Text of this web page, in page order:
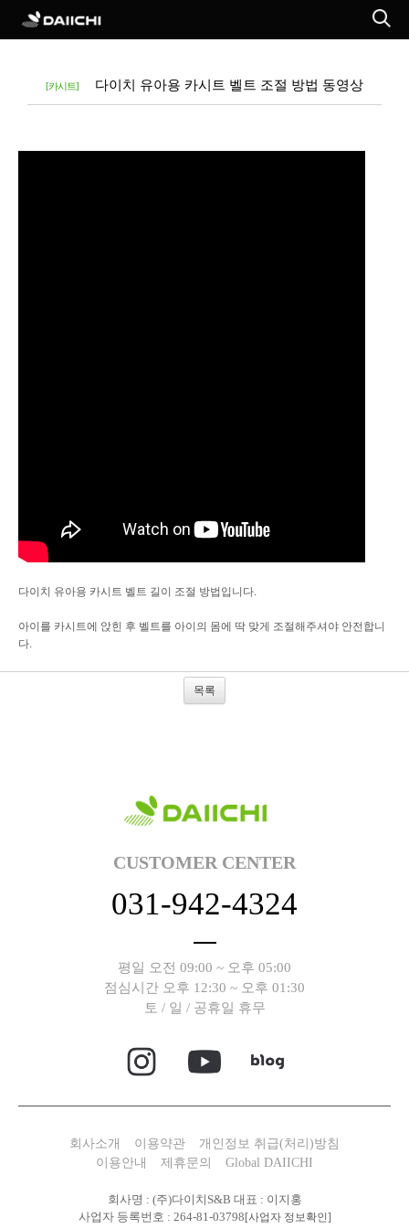
[카시트] 다이치 유아용 카시트 벨트 조절 방법 동영상
다이치 유아용 카시트 벨트 길이 조절 방법입니다.
아이를 카시트에 앉힌 후 벨트를 아이의 몸에 딱 맞게 조절해주셔야 안전합니
다.
목록
CUSTOMER CENTER
031-942-4324
평일 오전 09:00 ~ 오후 05:00
점심시간 오후 12:30 ~ 오후 01:30
토 / 일 / 공휴일 휴무
회사소개 이용약관
개인정보 취급(처리)방침
이용안내
제휴문의 Global DAIICHI
회사명 : (주)다이치S&B 대표 : 이지홍
사업자 등록번호 : 264-81-03798[사업자 정보확인]